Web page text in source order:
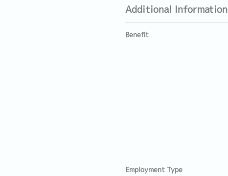
Additional Information
Benefit
Employment Type